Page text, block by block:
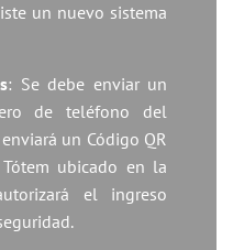
un nuevo sistema
: Se debe enviar un
de teléfono del
un Código QR
ubicado en la
el ingreso